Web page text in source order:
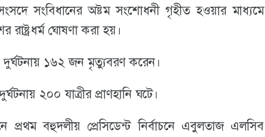
সংবিধানের অষ্টম সংশোধনী গৃহীত হওয়ার মাধ্যমে
রাষ্ট্রধর্ম ঘোষণা করা হয়।
দুর্ঘটনায় ১৬২ জন মৃত্যুবরণ করেন।
২০০ যাত্রীর প্রাণহানি ঘটে।
বহুদলীয় প্রেসিডেন্ট নির্বাচনে এবুলতাজ এলসিব